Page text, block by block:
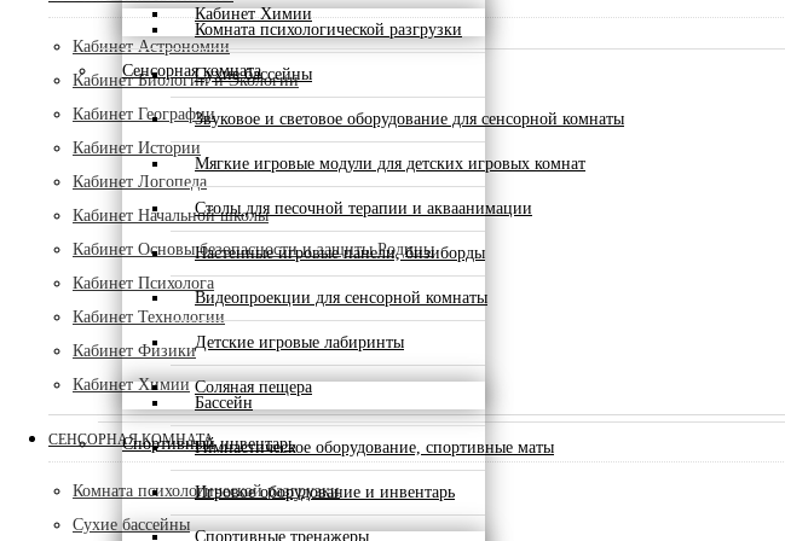
Кабинет Химии
Сенсорная комната
Комната психологической разгрузки
Сухие бассейны
Звуковое и световое оборудование для сенсорной комнаты
Мягкие игровые модули для детских игровых комнат
Столы для песочной терапии и акваанимации
Настенные игровые панели, бизиборды
Видеопроекции для сенсорной комнаты
Детские игровые лабиринты
Соляная пещера
Спортивный инвентарь
Бассейн
Гимнастическое оборудование, спортивные маты
Игровое оборудование и инвентарь
Спортивные тренажеры
Кабинет Астрономии
Кабинет Биологии и Экологии
Кабинет Географии
Кабинет Истории
Кабинет Логопеда
Кабинет Начальной школы
Кабинет Основы безопасности и защиты Родины
Кабинет Психолога
Кабинет Технологии
Кабинет Физики
Кабинет Химии
СЕНСОРНАЯ КОМНАТА
Комната психологической разгрузки
Сухие бассейны